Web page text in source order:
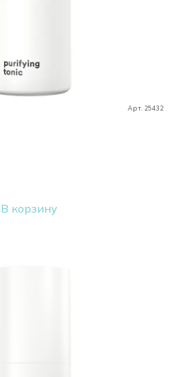
Арт. 25432
В корзину